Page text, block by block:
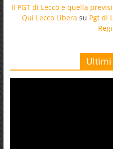
Il PGT di Lecco e quella
Qui Lecco Libera su Pgt di